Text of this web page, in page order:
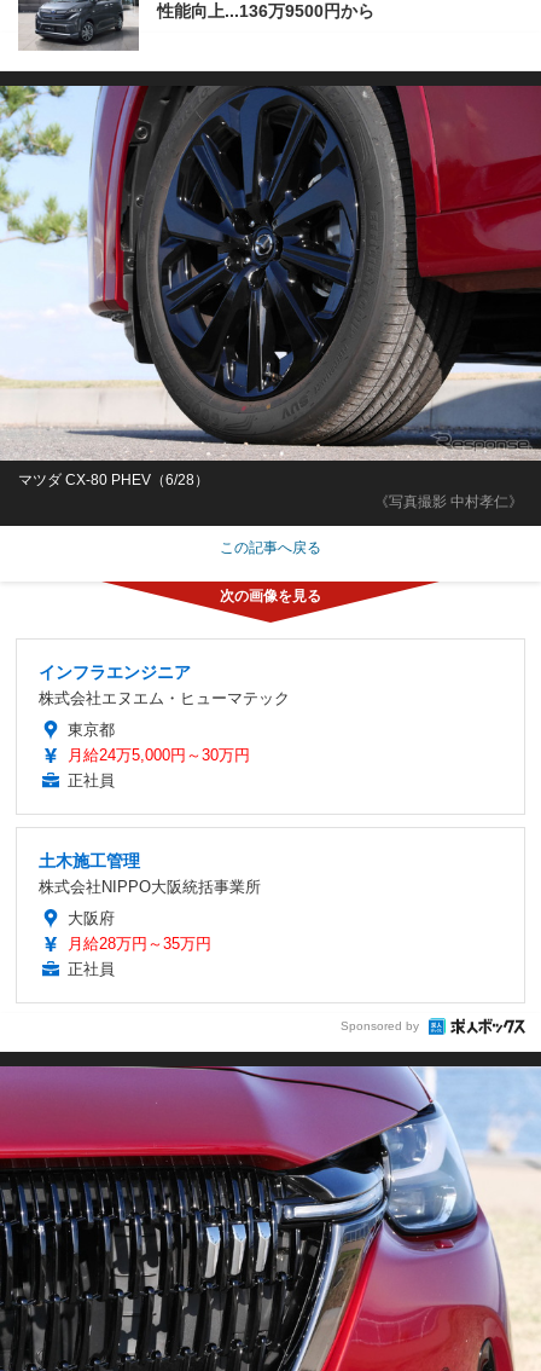
性能向上...136万9500円から
《写真撮影 中村孝仁》
マツダ CX-80 PHEV（6/28）
この記事へ戻る
インフラエンジニア
株式会社エヌエム・ヒューマテック
東京都
月給24万5,000円～30万円
正社員
土木施工管理
株式会社NIPPO大阪統括事業所
大阪府
月給28万円～35万円
正社員
Sponsored by